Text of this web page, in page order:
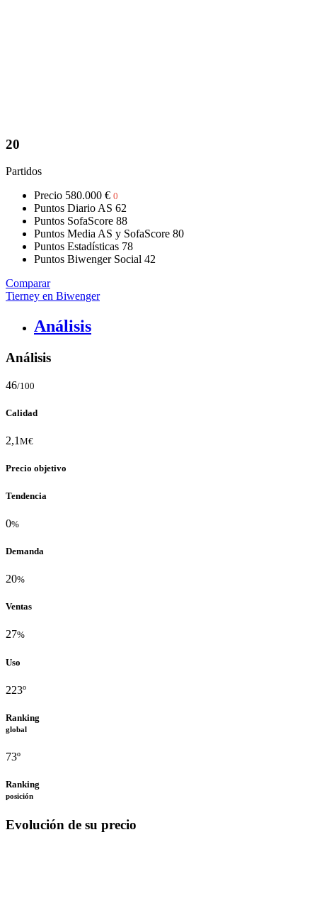
20
Partidos
Precio 580.000 € 0
Puntos Diario AS 62
Puntos SofaScore 88
Puntos Media AS y SofaScore 80
Puntos Estadísticas 78
Puntos Biwenger Social 42
Comparar
Tierney en Biwenger
Análisis
Análisis
46/100
Calidad
2,1 M€
Precio objetivo
Tendencia
0%
Demanda
20%
Ventas
27%
Uso
223º
Ranking
global
73º
Ranking
posición
Evolución de su precio